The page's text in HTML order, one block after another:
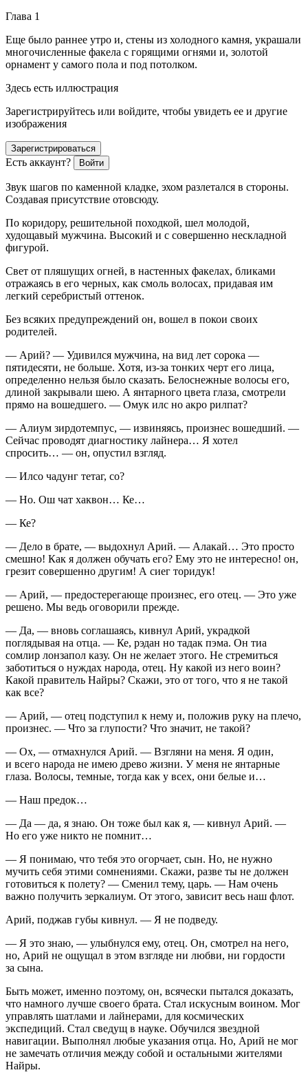
Глава 1
Еще было раннее утро и, стены из холодного камня, украшали
многочисленные факела с горящими огнями и, золотой
орнамент у самого пола и под потолком.
Здесь есть иллюстрация
Зарегистрируйтесь или войдите, чтобы увидеть ее и другие
изображения
Зарегистрироваться
Есть аккаунт? Войти
Звук шагов по каменной кладке, эхом разлетался в стороны.
Создавая присутствие отовсюду.
По коридору, решительной походкой, шел молодой,
худощавый мужчина. Высокий и с совершенно нескладной
фигурой.
Свет от пляшущих огней, в настенных факелах, бликами
отражаясь в его черных, как смоль волосах, придавая им
легкий серебристый оттенок.
Без всяких предупреждений он, вошел в покои своих
родителей.
— Арий? — Удивился мужчина, на вид лет сорока —
пятидесяти, не больше. Хотя, из-за тонких черт его лица,
определенно нельзя было сказать. Белоснежные волосы его,
длиной закрывали шею. А янтарного цвета глаза, смотрели
прямо на вошедшего. — Омук илс но акро рилпат?
— Алиум зирдотемпус, — извиняясь, произнес вошедший. —
Сейчас проводят диагностику лайнера… Я хотел
спросить… — он, опустил взгляд.
— Илсо чадунг тетаг, со?
— Но. Ош чат хаквон… Ке…
— Ке?
— Дело в брате, — выдохнул Арий. — Алакай… Это просто
смешно! Как я должен обучать его? Ему это не интересно! он,
грезит совершенно другим! А сиег торидук!
— Арий, — предостерегающе произнес, его отец. — Это уже
решено. Мы ведь оговорили прежде.
— Да, — вновь соглашаясь, кивнул Арий, украдкой
поглядывая на отца. — Ке, рэдан но тадак пэма. Он тиа
сомлир лонзапол казу. Он не желает этого. Не стремиться
заботиться о нуждах народа, отец. Ну какой из него воин?
Какой правитель Найры? Скажи, это от того, что я не такой
как все?
— Арий, — отец подступил к нему и, положив руку на плечо,
произнес. — Что за глупости? Что значит, не такой?
— Ох, — отмахнулся Арий. — Взгляни на меня. Я один,
и всего народа не имею древо жизни. У меня не янтарные
глаза. Волосы, темные, тогда как у всех, они белые и…
— Наш предок…
— Да — да, я знаю. Он тоже был как я, — кивнул Арий. —
Но его уже никто не помнит…
— Я понимаю, что тебя это огорчает, сын. Но, не нужно
мучить себя этими сомнениями. Скажи, разве ты не должен
готовиться к полету? — Сменил тему, царь. — Нам очень
важно получить зеркалиум. От этого, зависит весь наш флот.
Арий, поджав губы кивнул. — Я не подведу.
— Я это знаю, — улыбнулся ему, отец. Он, смотрел на него,
но, Арий не ощущал в этом взгляде ни любви, ни гордости
за сына.
Быть может, именно поэтому, он, всячески пытался доказать,
что намного лучше своего брата. Стал искусным воином. Мог
управлять шатлами и лайнерами, для космических
экспедиций. Стал сведущ в науке. Обучился звездной
навигации. Выполнял любые указания отца. Но, Арий не мог
не замечать отличия между собой и остальными жителями
Найры.